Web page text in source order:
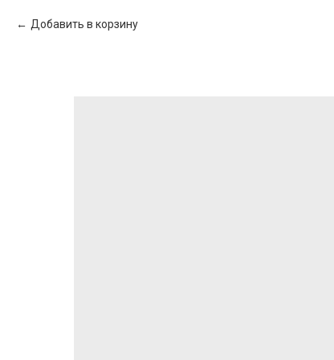
Добавить в корзину